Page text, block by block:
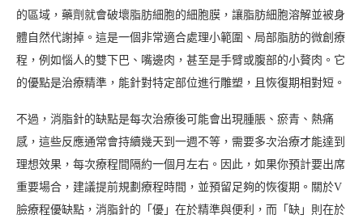
的區域，藥劑就會破壞脂肪細胞的細胞膜，讓脂肪細胞溶解並被身
體自然代謝掉。這是一個非常適合處理小範圍、局部脂肪的微創療
程，例如惱人的雙下巴、嘴邊肉，甚至是手臂或腹部的小贅肉。它
的優點是治療精準，能針對特定部位進行雕塑，且恢復期相對短。
不過，消脂針的缺點是每次治療後可能會出現腫脹、瘀青、熱痛
感，這些反應通常會持續幾天到一週不等，需要多次治療才能達到
理想效果，每次療程間隔約一個月左右。因此，如果你預計要出席
重要場合，建議提前規劃療程時間，並預留足夠的恢復期。關於V
臉療程優缺點，消脂針的「優」在於精準與便利，而「缺」則在於